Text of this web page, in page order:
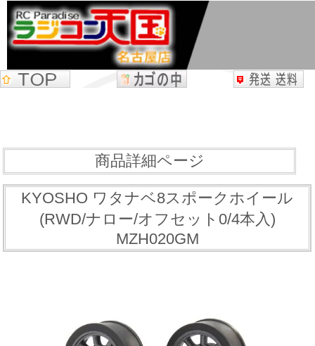
商品詳細ページ
KYOSHO ワタナベ8スポークホイール
(RWD/ナロー/オフセット0/4本入)
MZH020GM